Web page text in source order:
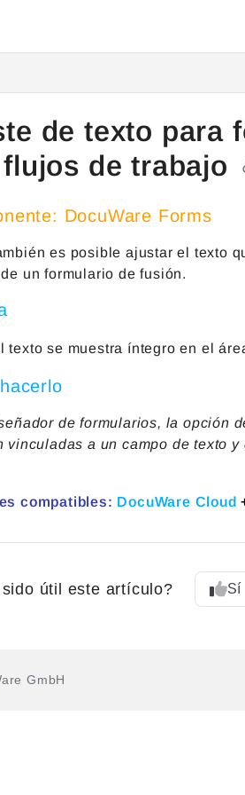
de texto para
de trabajo
DocuWare Forms
es posible ajustar el texto
un formulario de fusión.
texto se muestra íntegro en el
de formularios, la opción
vinculadas a un campo de texto
compatibles: DocuWare Cloud
sido útil este artículo? Sí
GmbH